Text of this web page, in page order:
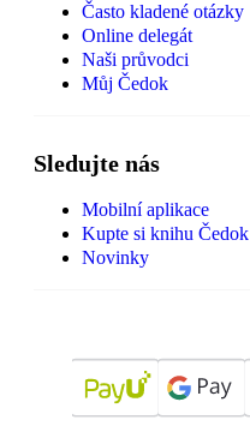
Často kladené otázky
Online delegát
Naši průvodci
Můj Čedok
Sledujte nás
Mobilní aplikace
Kupte si knihu Čedok
Novinky